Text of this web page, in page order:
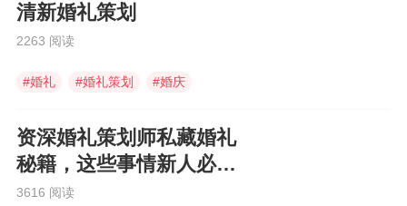
清新婚礼策划
2263 阅读
#婚礼 #婚礼策划 #婚庆
资深婚礼策划师私藏婚礼
秘籍，这些事情新人必须
知道！
3616 阅读